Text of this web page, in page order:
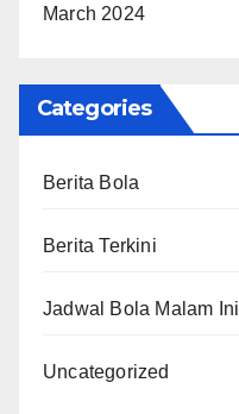
March 2024
Categories
Berita Bola
Berita Terkini
Jadwal Bola Malam Ini
Uncategorized